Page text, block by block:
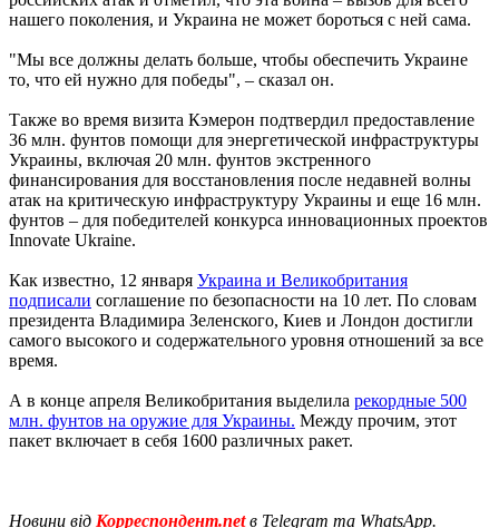
нашего поколения, и Украина не может бороться с ней сама.
"Мы все должны делать больше, чтобы обеспечить Украине
то, что ей нужно для победы", – сказал он.
Также во время визита Кэмерон подтвердил предоставление
36 млн. фунтов помощи для энергетической инфраструктуры
Украины, включая 20 млн. фунтов экстренного
финансирования для восстановления после недавней волны
атак на критическую инфраструктуру Украины и еще 16 млн.
фунтов – для победителей конкурса инновационных проектов
Innovate Ukraine.
Как известно, 12 января Украина и Великобритания
подписали соглашение по безопасности на 10 лет. По словам
президента Владимира Зеленского, Киев и Лондон достигли
самого высокого и содержательного уровня отношений за все
время.
А в конце апреля Великобритания выделила рекордные 500
млн. фунтов на оружие для Украины. Между прочим, этот
пакет включает в себя 1600 различных ракет.
Новини від Корреспондент.netв Telegram та WhatsApp.